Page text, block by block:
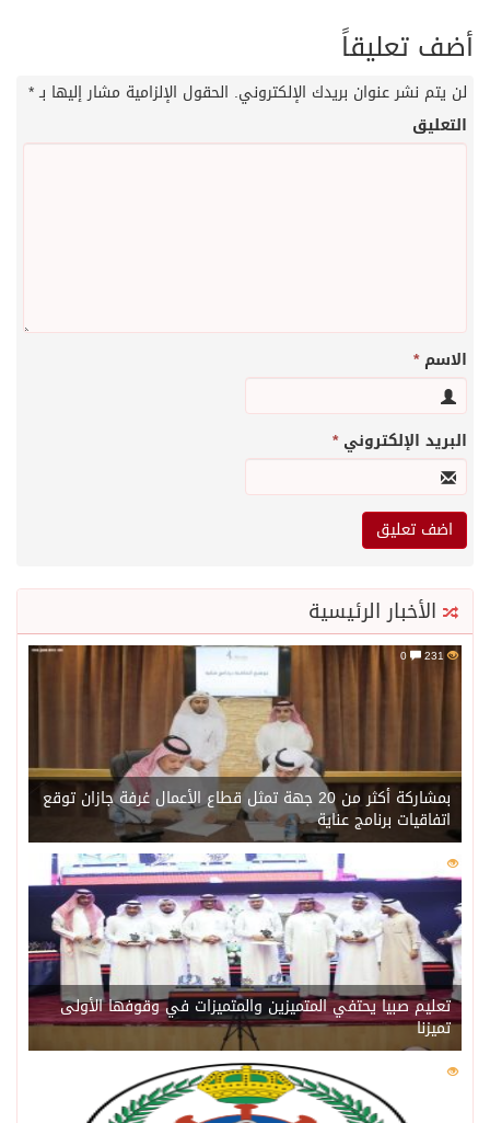
أضف تعليقاً
لن يتم نشر عنوان بريدك الإلكتروني. الحقول الإلزامية مشار إليها بـ*
التعليق
الاسم*
البريد الإلكتروني*
الأخبار الرئيسية
231
بمشاركة أكثر من 20 جهة تمثل قطاع الأعمال غرفة جازان توقع
اتفاقيات برنامج عناية
209
تعليم صبيا يحتفي المتميزين والمتميزات في وقوفها الأولى
تميزنا
204